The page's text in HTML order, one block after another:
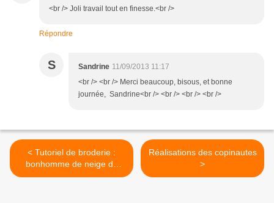
<br /> Joli travail tout en finesse.<br />
Répondre
S Sandrine 11/09/2013 11:17
<br /> <br /> Merci beaucoup, bisous, et bonne
journée, Sandrine<br /> <br /> <br /> <br />
< Tutoriel de broderie :
bonhomme de neige de
Septembre
Réalisations des copinautes
>